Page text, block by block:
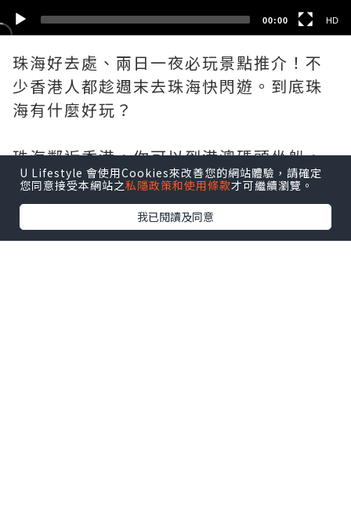
00:00 HD
珠海好去處、兩日一夜必玩景點推介！不
少香港人都趁週末去珠海快閃遊。到底珠
海有什麼好玩？
珠海鄰近香港，你可以到港澳碼頭坐船，
或在港珠澳大橋乘坐口岸巴士，或坐直通
巴士前往。
U Lifestyle 會使用Cookies來改善您的網站體驗，請確定
您同意接受本網站之私隱政策和使用條款才可繼續瀏覽。
我已閱讀及同意